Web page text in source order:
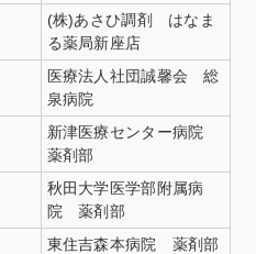
(株)あさひ調剤 はなま
る薬局新座店
医療法人社団誠馨会 総
泉病院
新津医療センター病院
薬剤部
秋田大学医学部附属病
院 薬剤部
東住吉森本病院 薬剤部